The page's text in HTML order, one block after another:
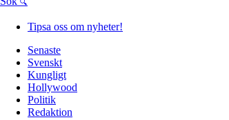
Tipsa oss om nyheter!
Senaste
Svenskt
Kungligt
Hollywood
Politik
Redaktion